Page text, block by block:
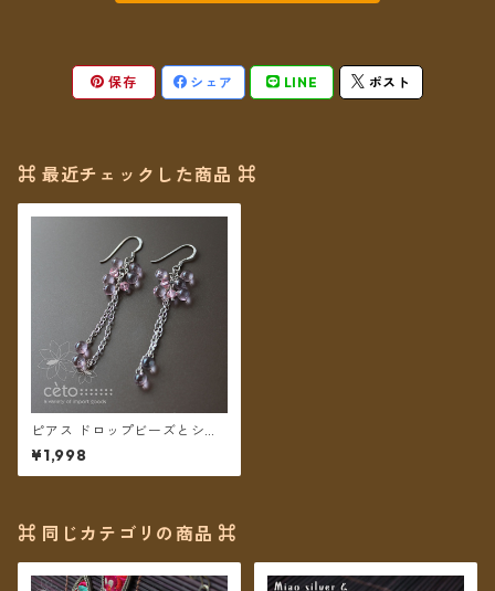
保存 シェア LINE ポスト
⌘ 最近チェックした商品 ⌘
ピアス ドロップビーズとシル
バーチェーン【メール便送料
無料】
¥1,998
⌘ 同じカテゴリの商品 ⌘